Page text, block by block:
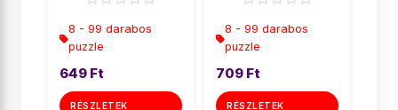
8 - 99 darabos
puzzle
649 Ft
RÉSZLETEK
8 - 99 darabos
puzzle
709 Ft
RÉSZLETEK